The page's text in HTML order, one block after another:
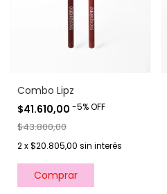
Combo Lipz
$41.610,00 -5%OFF
$43.800,00
2x$20.805,00 sin interés